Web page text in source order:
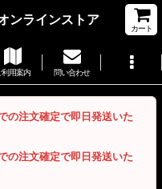
ンラインストア
カート
利用案内 問い合わせ
の注文確定で即日発送いた
の注文確定で即日発送いた